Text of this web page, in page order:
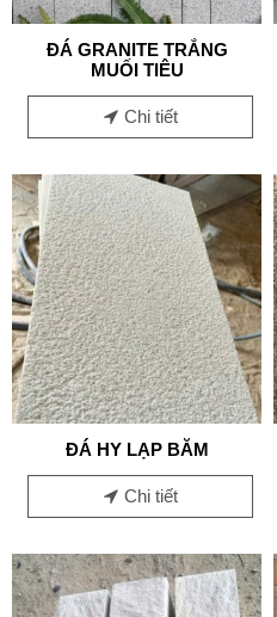
ĐÁ GRANITE TRẮNG
MUỐI TIÊU
Chi tiết
ĐÁ HY LẠP BĂM
Chi tiết